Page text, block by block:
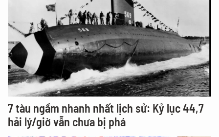
7 tàu ngầm nhanh nhất lịch sử: Kỷ lục 44,7
hải lý/giờ vẫn chưa bị phá